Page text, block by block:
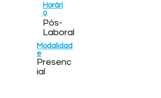
Horári
o
Pós-
Laboral
Modalidad
e
Presenc
ial